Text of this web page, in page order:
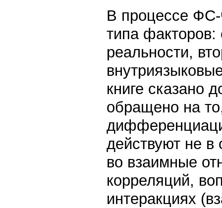
В процессе ФС-
типа факторов:
реальности,
книге сказано
обращено на
действуют не в
во взаимные
корреляций,
интеракциях